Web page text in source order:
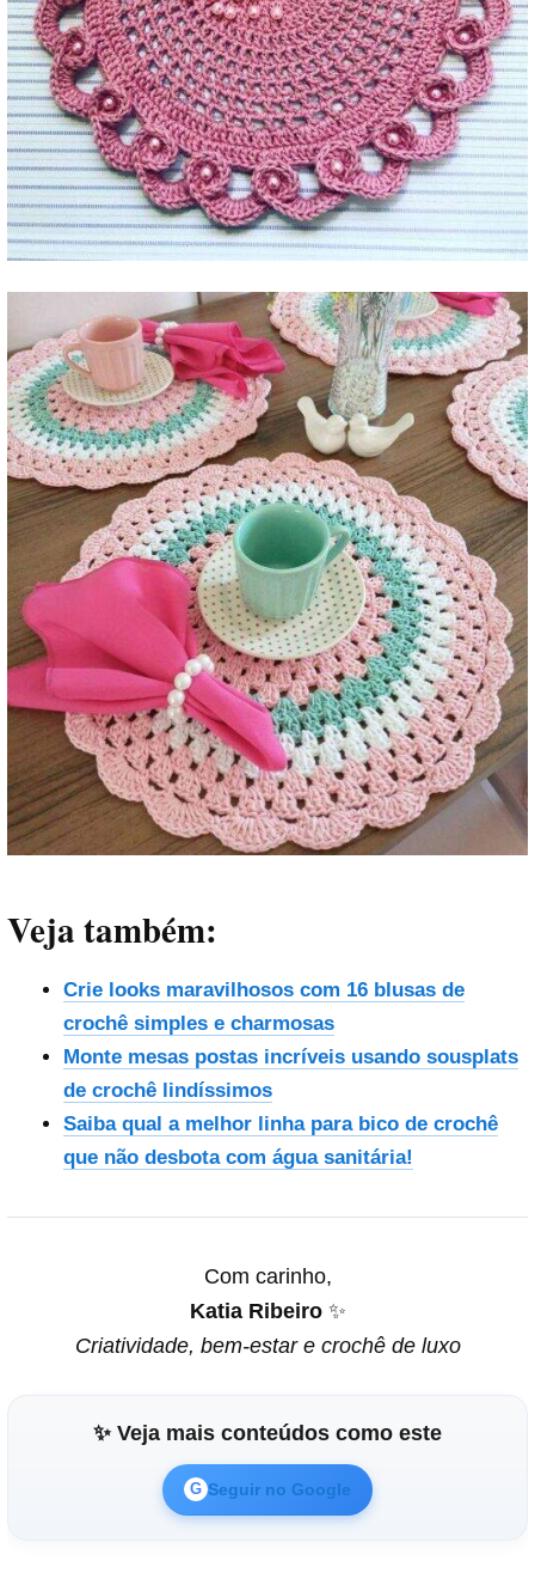
Veja também:
Crie looks maravilhosos com 16 blusas de
crochê simples e charmosas
Monte mesas postas incríveis usando sousplats
de crochê lindíssimos
Saiba qual a melhor linha para bico de crochê
que não desbota com água sanitária!
Com carinho,
Katia Ribeiro✨
Criatividade, bem-estar e crochê de luxo
✨ Veja mais conteúdos como este
G Seguir no Google